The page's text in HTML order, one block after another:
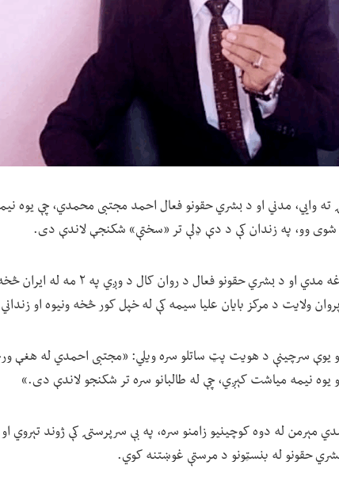
ته وايي، مدني او د بشري حقونو فعال احمد مجتبی محمدي، چې یوه
شوی وو، په زندان کې د دې ډلې تر «سختې» شکنجې لاندې دی.
باخبره سرچنیو ویلي، دغه مدي او د بشري حقونو
ولایت د مرکز بایان علیا سیمه کې له خپل کور څخه ونیوه او
یوې سرچینې د هویت پټ ساتلو سره ویلي: «مجتبی احمدي له هغې
نیمه میاشت کېږي، چې له طالبانو سره تر شکنجو لاندې دی.»
مېرمن له دوه کوچینیو زامنو سره، په بې سرپرستۍ کې ژوند تېروي
حقونو له بنسټونو د مرستې غوښتنه کوي.